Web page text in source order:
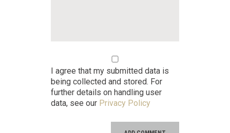
I agree that my submitted data is
being collected and stored. For
further details on handling user
data, see our Privacy Policy